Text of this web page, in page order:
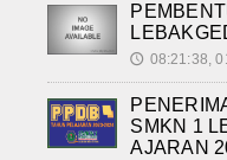
🕔 08:21:38,
SMKN 1
AJARAN